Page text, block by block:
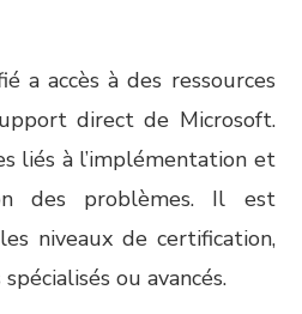
a accès à des ressources
direct de Microsoft.
liés à l’implémentation et
des problèmes. Il est
niveaux de certification,
ou avancés.